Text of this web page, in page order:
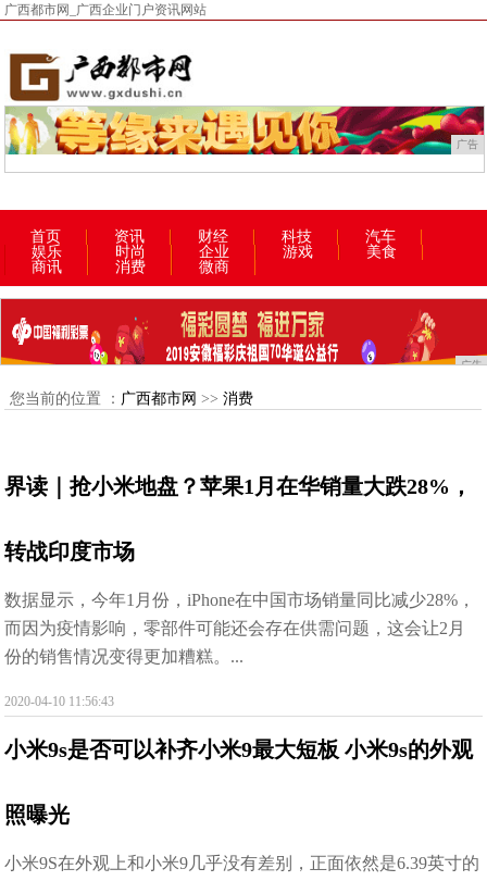
广西都市网_广西企业门户资讯网站
广告
首页 资讯 财经 科技
汽车
娱乐
时尚 企业 游戏
美食
商讯
消费 微商
广告
您当前的位置 ： 广西都市网 >> 消费
界读｜抢小米地盘？苹果1月在华销量大跌28%，
转战印度市场
数据显示，今年1月份，iPhone在中国市场销量同比减少28%，
而因为疫情影响，零部件可能还会存在供需问题，这会让2月
份的销售情况变得更加糟糕。...
2020-04-10 11:56:43
小米9s是否可以补齐小米9最大短板 小米9s的外观
照曝光
小米9S在外观上和小米9几乎没有差别，正面依然是6.39英寸的